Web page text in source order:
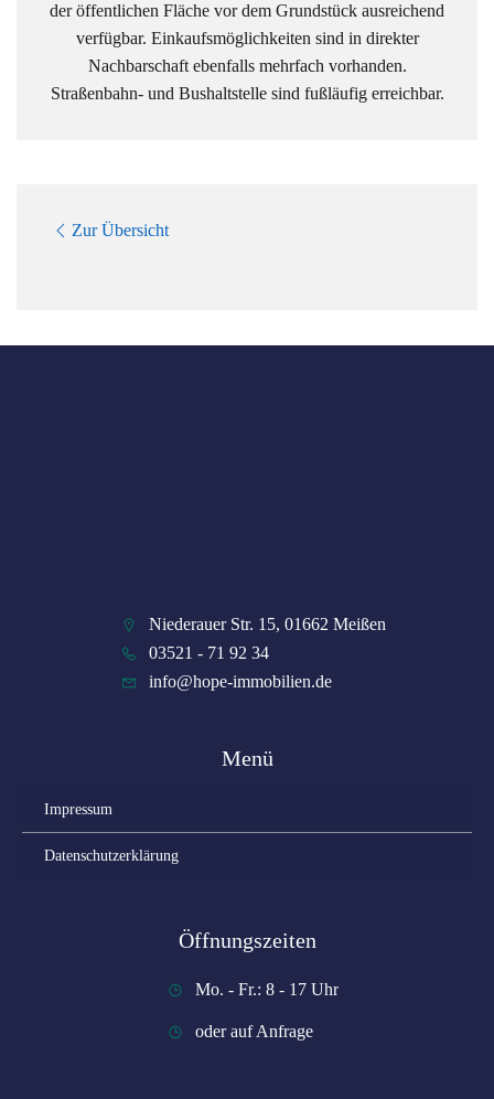
der öffentlichen Fläche vor dem Grundstück ausreichend
verfügbar. Einkaufsmöglichkeiten sind in direkter
Nachbarschaft ebenfalls mehrfach vorhanden.
Straßenbahn- und Bushaltstelle sind fußläufig erreichbar.
Zur Übersicht
Niederauer Str. 15, 01662 Meißen
03521 - 71 92 34
info@hope-immobilien.de
Menü
Impressum
Datenschutzerklärung
Öffnungszeiten
Mo. - Fr.: 8 - 17 Uhr
oder auf Anfrage